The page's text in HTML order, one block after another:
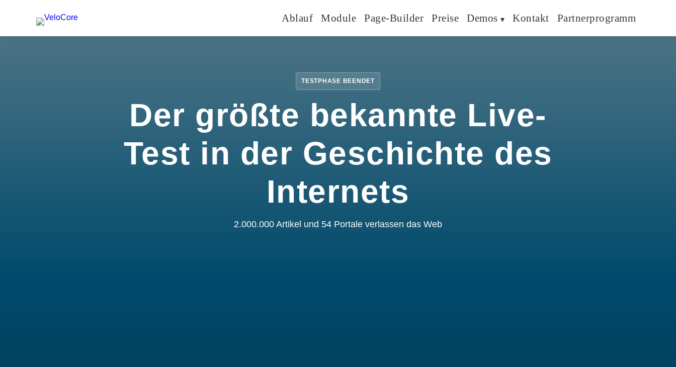
Ablauf Module Page-Builder Preise Demos Kontakt Partnerprogramm
TESTPHASE BEENDET
Der größte bekannte Live-
Test in der Geschichte des
Internets
2.000.000 Artikel und 54 Portale verlassen das Web